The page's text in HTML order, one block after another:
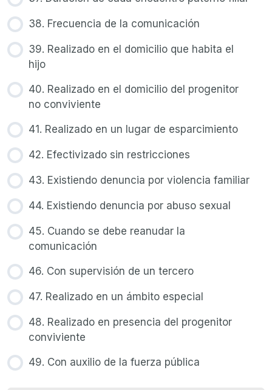
38. Frecuencia de la comunicación
39. Realizado en el domicilio que habita el
hijo
40. Realizado en el domicilio del progenitor
no conviviente
41. Realizado en un lugar de esparcimiento
42. Efectivizado sin restricciones
43. Existiendo denuncia por violencia familiar
44. Existiendo denuncia por abuso sexual
45. Cuando se debe reanudar la
comunicación
46. Con supervisión de un tercero
47. Realizado en un ámbito especial
48. Realizado en presencia del progenitor
conviviente
49. Con auxilio de la fuerza pública